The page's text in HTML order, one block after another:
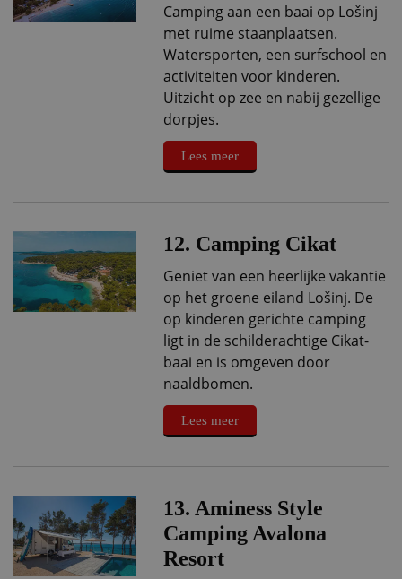
Camping aan een baai op Lošinj
met ruime staanplaatsen.
Watersporten, een surfschool en
activiteiten voor kinderen.
Uitzicht op zee en nabij gezellige
dorpjes.
Lees meer
12. Camping Cikat
Geniet van een heerlijke vakantie
op het groene eiland Lošinj. De
op kinderen gerichte camping
ligt in de schilderachtige Cikat-
baai en is omgeven door
naaldbomen.
Lees meer
13. Aminess Style
Camping Avalona
Resort